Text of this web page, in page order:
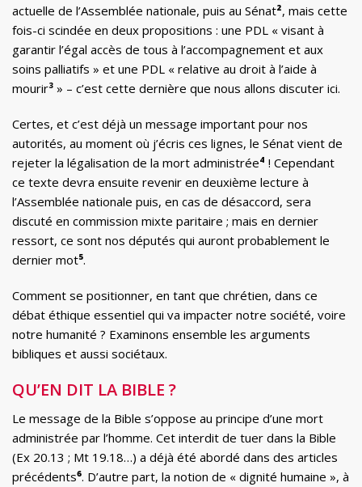
actuelle de l’Assemblée nationale, puis au Sénat², mais cette
fois-ci scindée en deux propositions : une PDL « visant à
garantir l’égal accès de tous à l’accompagnement et aux
soins palliatifs » et une PDL « relative au droit à l’aide à
mourir³ » – c’est cette dernière que nous allons discuter ici.
Certes, et c’est déjà un message important pour nos
autorités, au moment où j’écris ces lignes, le Sénat vient de
rejeter la légalisation de la mort administrée⁴ ! Cependant
ce texte devra ensuite revenir en deuxième lecture à
l’Assemblée nationale puis, en cas de désaccord, sera
discuté en commission mixte paritaire ; mais en dernier
ressort, ce sont nos députés qui auront probablement le
dernier mot⁵.
Comment se positionner, en tant que chrétien, dans ce
débat éthique essentiel qui va impacter notre société, voire
notre humanité ? Examinons ensemble les arguments
bibliques et aussi sociétaux.
QU’EN DIT LA BIBLE ?
Le message de la Bible s’oppose au principe d’une mort
administrée par l’homme. Cet interdit de tuer dans la Bible
(Ex 20.13 ; Mt 19.18…) a déjà été abordé dans des articles
précédents⁶. D’autre part, la notion de « dignité humaine », à